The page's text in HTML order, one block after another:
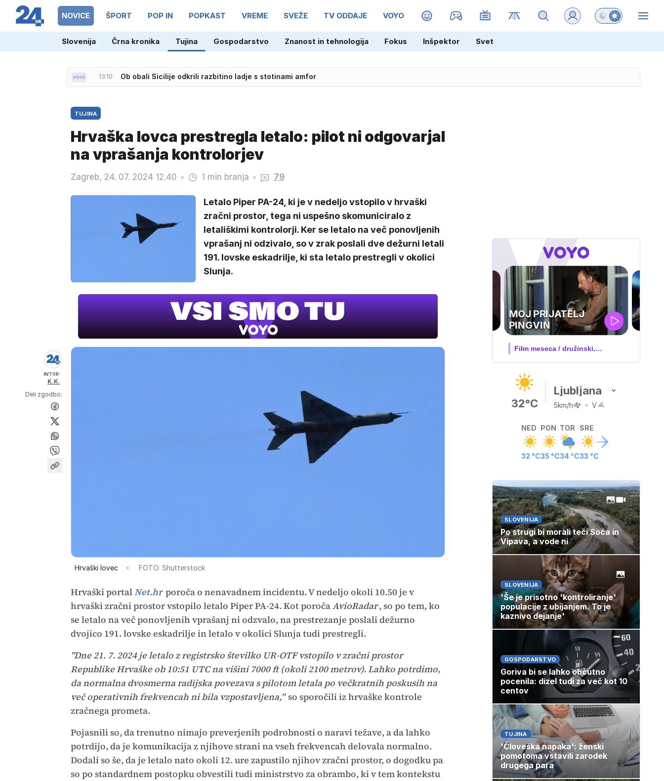
NOVICE ŠPORT POP IN POPKAST VREME SVEŽE TV ODDAJE VOYO MAGAZIN Preklopi barvni
Slovenija Črna kronika Tujina Gospodarstvo Znanost in tehnologija Fokus Inšpektor Svet
13.10 Ob obali Sicilije odkrili razbitino ladje s stotinami amfor
TUJINA
Hrvaška lovca prestregla letalo: pilot ni odgovarjal
na vprašanja kontrolorjev
Zagreb, 24. 07. 2024 12.40 1 min branja 79
Letalo Piper PA-24, ki je v nedeljo vstopilo v hrvaški
zračni prostor, tega ni uspešno skomuniciralo z
letališkimi kontrolorji. Ker se letalo na več ponovljenih
vprašanj ni odzivalo, so v zrak poslali dve dežurni letali
191. lovske eskadrilje, ki sta letalo prestregli v okolici
Slunja.
AVTOR:
K.K.
Deli zgodbo:
Hrvaški lovec FOTO: Shutterstock
Hrvaški portalNet.hr poroča o nenavadnem incidentu. V nedeljo okoli 10.50 je v
hrvaški zračni prostor vstopilo letalo Piper PA-24. Kot poročaAvioRadar, so po tem, ko
se letalo na več ponovljenih vprašanj ni odzvalo, na prestrezanje poslali dežurno
dvojico 191. lovske eskadrilje in letalo v okolici Slunja tudi prestregli.
"Dne 21. 7. 2024 je letalo z registrsko številko UR-OTF vstopilo v zračni prostor
Republike Hrvaške ob 10:51 UTC na višini 7000 ft (okoli 2100 metrov). Lahko potrdimo,
da normalna dvosmerna radijska povezava s pilotom letala po večkratnih poskusih na
več operativnih frekvencah ni bila vzpostavljena,"so sporočili iz hrvaške kontrole
zračnega prometa.
Pojasnili so, da trenutno nimajo preverjenih podrobnosti o naravi težave, a da lahko
potrdijo, da je komunikacija z njihove strani na vseh frekvencah delovala normalno.
Dodali so še, da je letalo nato okoli 12. ure zapustilo njihov zračni prostor, o dogodku pa
so po standardnem postopku obvestili tudi ministrstvo za obrambo, ki v tem kontekstu
UEFA
SUPERPOKAL
V živo na VOYO: sreda ob 20.30
32°C
Ljubljana
5km/h V
NED
32 °C
PON
35 °C
TOR
34 °C
SRE
33 °C
SLOVENIJA
Po strugi bi morali teči Soča in
Vipava, a vode ni
SLOVENIJA
'Še je prisotno 'kontroliranje'
populacije z ubijanjem. To je
kaznivo dejanje'
GOSPODARSTVO
Goriva bi se lahko občutno
pocenila: dizel tudi za več kot 10
centov
TUJINA
'Človeška napaka': ženski
pomotoma vstavili zarodek
drugega para